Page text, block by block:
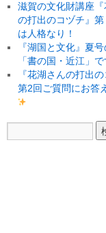
滋賀の文化財講座『
の打出のコヅチ』
は人格なり！
『湖国と文化』夏
「書の国・近江」で
『花湖さんの打出の
第2回ご質問にお答